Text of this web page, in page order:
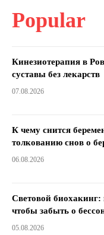
Popular
Кинезиотерапия в
суставы без лекарств
07.08.2026
К чему снится
толкованию снов о
06.08.2026
Световой биохакинг:
чтобы забыть о
05.08.2026